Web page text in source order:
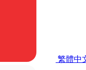
繁體中